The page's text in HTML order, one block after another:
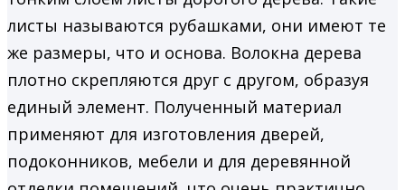
листы называются рубашками, они имеют те
же размеры, что и основа. Волокна дерева
плотно скрепляются друг с другом, образуя
единый элемент. Полученный материал
применяют для изготовления дверей,
подоконников, мебели и для деревянной